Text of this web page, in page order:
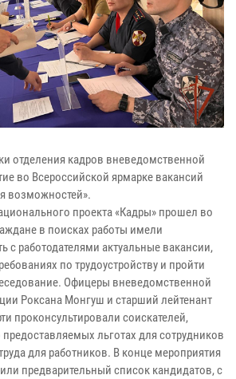
отделения кадров вневедомственной
во Всероссийской ярмарке вакансий
возможностей».
проекта «Кадры» прошел во
в поисках работы имели
с работодателями актуальные вакансии,
по трудоустройству и пройти
Офицеры вневедомственной
Роксана Монгуш и старший лейтенант
проконсультировали соискателей,
льготах для сотрудников
для работников. В конце мероприятия
предварительный список кандидатов, с